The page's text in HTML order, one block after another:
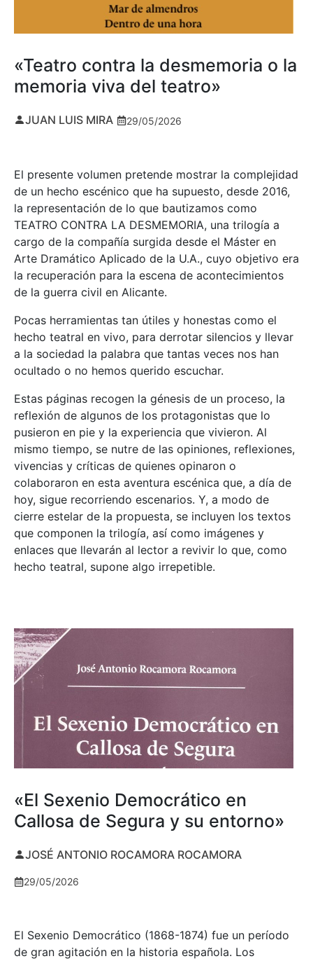
«Teatro contra la desmemoria o la
memoria viva del teatro»
JUAN LUIS MIRA 29/05/2026
El presente volumen pretende mostrar la complejidad
de un hecho escénico que ha supuesto, desde 2016,
la representación de lo que bautizamos como
TEATRO CONTRA LA DESMEMORIA, una trilogía a
cargo de la compañía surgida desde el Máster en
Arte Dramático Aplicado de la U.A., cuyo objetivo era
la recuperación para la escena de acontecimientos
de la guerra civil en Alicante.
Pocas herramientas tan útiles y honestas como el
hecho teatral en vivo, para derrotar silencios y llevar
a la sociedad la palabra que tantas veces nos han
ocultado o no hemos querido escuchar.
Estas páginas recogen la génesis de un proceso, la
reflexión de algunos de los protagonistas que lo
pusieron en pie y la experiencia que vivieron. Al
mismo tiempo, se nutre de las opiniones, reflexiones,
vivencias y críticas de quienes opinaron o
colaboraron en esta aventura escénica que, a día de
hoy, sigue recorriendo escenarios. Y, a modo de
cierre estelar de la propuesta, se incluyen los textos
que componen la trilogía, así como imágenes y
enlaces que llevarán al lector a revivir lo que, como
hecho teatral, supone algo irrepetible.
«El Sexenio Democrático en
Callosa de Segura y su entorno»
JOSÉ ANTONIO ROCAMORA ROCAMORA
29/05/2026
El Sexenio Democrático (1868-1874) fue un período
de gran agitación en la historia española. Los